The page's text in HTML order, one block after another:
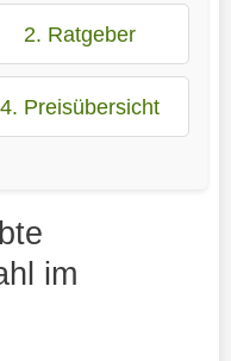
2. Ratgeber
4. Preisübersicht
im